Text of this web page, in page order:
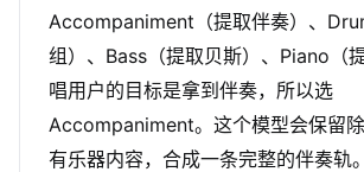
Accompaniment（提取伴奏）、
组）、Bass（提取贝斯）、Piano（
唱用户的目标是拿到伴奏，所以选
Accompaniment。这个模型会保留
有乐器内容，合成一条完整的伴奏轨